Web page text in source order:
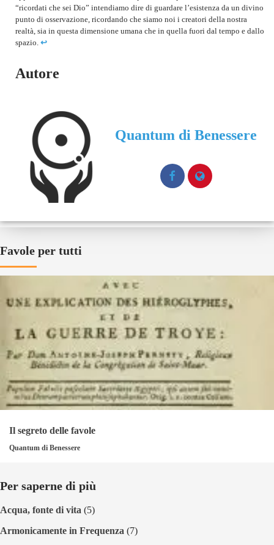
“ricordati che sei Dio” intendiamo dire di guardare l’esistenza da un divino
punto di osservazione, ricordando che siamo noi i creatori della nostra
realtà, sia in questa dimensione umana che in quella fuori dal tempo e dallo
spazio. ↩︎
Autore
Quantum di Benessere
Favole per tutti
Il segreto delle favole
Quantum di Benessere
Per saperne di più
Acqua, fonte di vita (5)
Armonicamente in Frequenza (7)